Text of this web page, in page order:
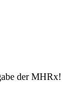
der MHRx!